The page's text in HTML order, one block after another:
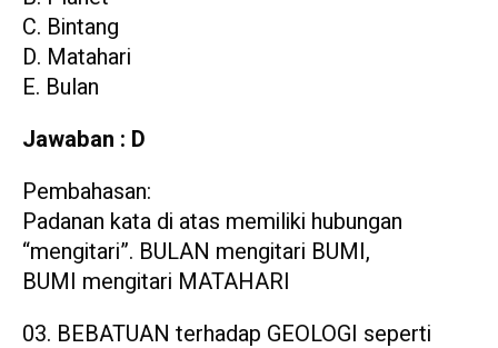
C. Bintang
D. Matahari
E. Bulan
Jawaban : D
Pembahasan:
Padanan kata di atas memiliki hubungan
“mengitari”. BULAN mengitari BUMI,
BUMI mengitari MATAHARI
BEBATUAN terhadap GEOLOGI seperti